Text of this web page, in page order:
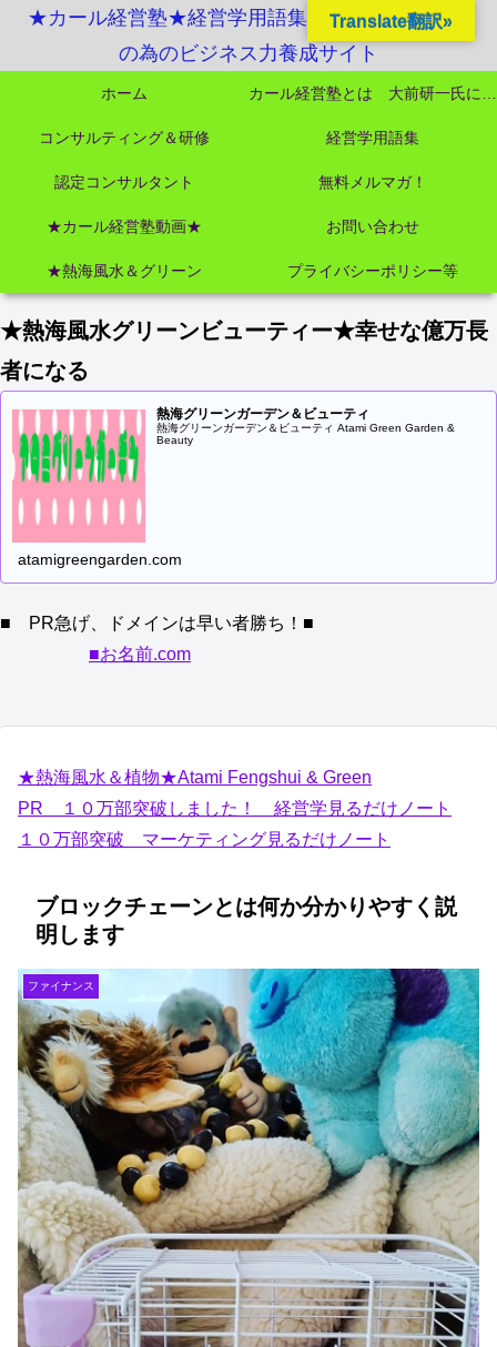
★カール経営塾★経営学用語集起業独立成功MBA
の為のビジネス力養成サイト
ホーム
コンサルティング＆研修 経営学用語集
認定コンサルタント 無料メルマガ！
★カール経営塾動画★ お問い合わせ
★熱海風水＆グリーン プライバシーポリシー等
★熱海風水グリーンビューティー★幸せな億万長
者になる
熱海グリーンガーデン＆ビューティ
熱海グリーンガーデン＆ビューティ Atami Green Garden &
Beauty
atamigreengarden.com
■ PR急げ、ドメインは早い者勝ち！■
■お名前.com
★熱海風水＆植物★Atami Fengshui & Green
PR １０万部突破しました！ 経営学見るだけノート
１０万部突破 マーケティング見るだけノート
ブロックチェーンとは何か分かりやすく説
明します
ファイナンス
Translate翻訳»